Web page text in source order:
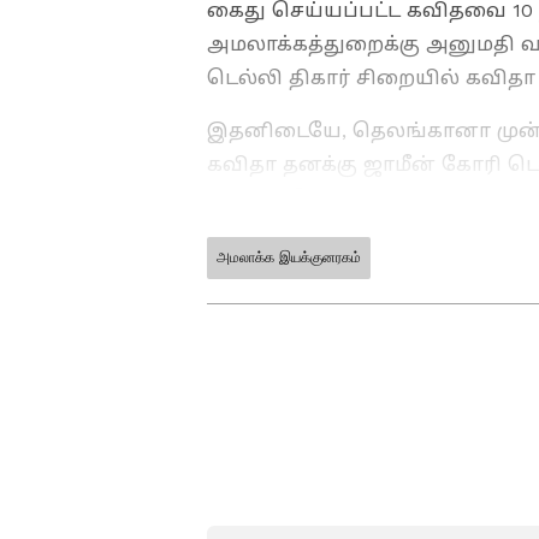
கைது செய்யப்பட்ட கவிதவை 10
அமலாக்கத்துறைக்கு அனுமதி
டெல்லி திகார் சிறையில்
இதனிடையே, தெலங்கானா
கவிதா தனக்கு ஜாமீன் கோரி
அவரது மனுவை தள்ளுபடி
ABOUT THE AUTHOR
அமலாக்க இயக்குனரகம்